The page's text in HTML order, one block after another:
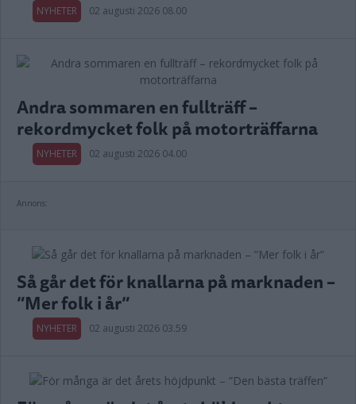
NYHETER 02 augusti 2026 08.00
Andra sommaren en fullträff –
rekordmycket folk på motorträffarna
NYHETER 02 augusti 2026 04.00
Annons:
Så går det för knallarna på marknaden –
”Mer folk i år”
NYHETER 02 augusti 2026 03.59